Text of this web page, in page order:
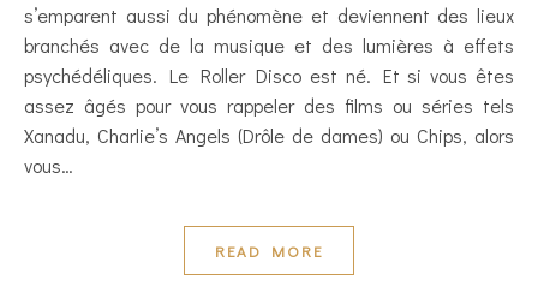
s’emparent aussi du phénomène et deviennent des lieux
branchés avec de la musique et des lumières à effets
psychédéliques. Le Roller Disco est né. Et si vous êtes
assez âgés pour vous rappeler des films ou séries tels
Xanadu, Charlie’s Angels (Drôle de dames) ou Chips, alors
vous…
READ MORE